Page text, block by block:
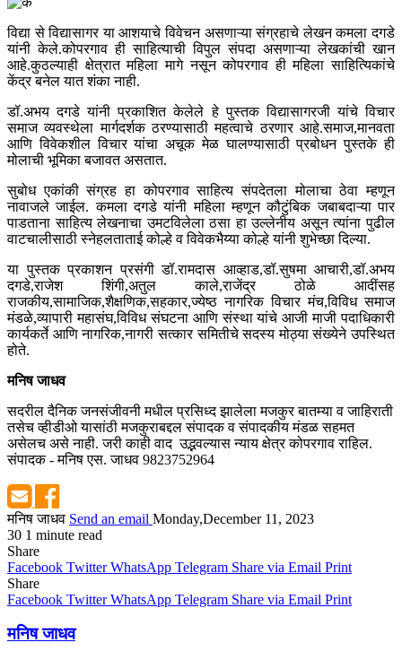
विद्या से विद्यासागर या आशयाचे विवेचन असणाऱ्या संग्रहाचे लेखन कमला दगडे
यांनी केले.कोपरगाव ही साहित्याची विपुल संपदा असणाऱ्या लेखकांची खान
आहे.कुठल्याही क्षेत्रात महिला मागे नसून कोपरगाव ही महिला साहित्यिकांचे
केंद्र बनेल यात शंका नाही.
डॉ.अभय दगडे यांनी प्रकाशित केलेले हे पुस्तक विद्यासागरजी यांचे विचार
समाज व्यवस्थेला मार्गदर्शक ठरण्यासाठी महत्वाचे ठरणार आहे.समाज,मानवता
आणि विवेकशील विचार यांचा अचूक मेळ घालण्यासाठी प्रबोधन पुस्तके ही
मोलाची भूमिका बजावत असतात.
सुबोध एकांकी संग्रह हा कोपरगाव साहित्य संपदेतला मोलाचा ठेवा म्हणून
नावाजले जाईल. कमला दगडे यांनी महिला म्हणून कौटुंबिक जबाबदाऱ्या पार
पाडताना साहित्य लेखनाचा उमटविलेला ठसा हा उल्लेनीय असून त्यांना पुढील
वाटचालीसाठी स्नेहलताताई कोल्हे व विवेकभैय्या कोल्हे यांनी शुभेच्छा दिल्या.
या पुस्तक प्रकाशन प्रसंगी डॉ.रामदास आव्हाड,डॉ.सुषमा आचारी,डॉ.अभय
दगडे,राजेश शिंगी,अतुल काले,राजेंद्र ठोळे आदींसह
राजकीय,सामाजिक,शैक्षणिक,सहकार,ज्येष्ठ नागरिक विचार मंच,विविध समाज
मंडळे,व्यापारी महासंघ,विविध संघटना आणि संस्था यांचे आजी माजी पदाधिकारी
कार्यकर्ते आणि नागरिक,नागरी सत्कार समितीचे सदस्य मोठ्या संख्येने उपस्थित
होते.
मनिष जाधव
सदरील दैनिक जनसंजीवनी मधील प्रसिध्द झालेला मजकुर बातम्या व जाहिराती
तसेच व्हीडीओ यासांठी मजकुराबद्दल संपादक व संपादकीय मंडळ सहमत
असेलच असे नाही. जरी काही वाद उद्भवल्यास न्याय क्षेत्र कोपरगाव राहिल.
संपादक - मनिष एस. जाधव 9823752964
मनिष जाधव Send an email Monday,December 11, 2023
30 1 minute read
Share
Facebook Twitter WhatsApp Telegram Share via Email Print
Share
Facebook Twitter WhatsApp Telegram Share via Email Print
मनिष जाधव